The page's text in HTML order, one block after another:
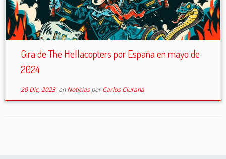
Gira de The Hellacopters por España en mayo de
2024
20 Dic, 2023enNoticiasporCarlos Ciurana